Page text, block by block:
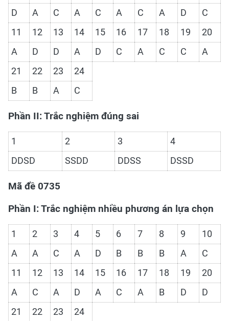
D A C A C A C A D
C
11
12 13 14 15 16 17 18 19
20
A
D D A D C A C C
A
21
22 23
24
B
B A C
Phần II: Trắc nghiệm đúng sai
1 2 3
4
DDSD
SSDD DDSS DSSD
Mã đề 0735
Phần I: Trắc nghiệm nhiều phương án lựa chọn
1 2 3 4 5 6 7 8 9
10
A
A C A D B B B A
C
11
12 13 14 15 16 17 18 19
20
A
C A D A C A B D
D
21
22 23
24